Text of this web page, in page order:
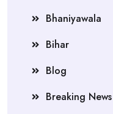
Bhaniyawala
Bihar
Blog
Breaking News